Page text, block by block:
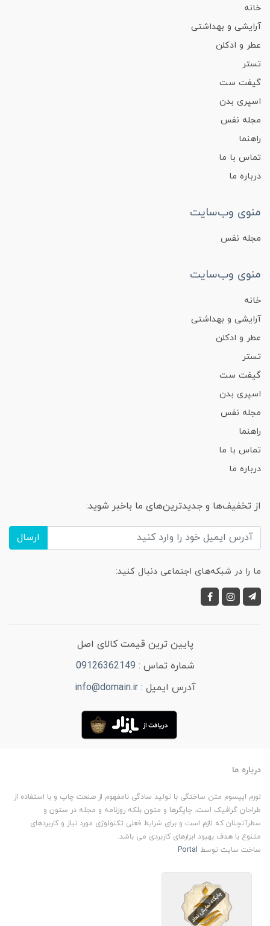
خانه
آرایشی و بهداشتی
عطر و ادکلن
تستر
گیفت ست
اسپری بدن
مجله نفس
راهنما
تماس با ما
درباره ما
منوی وب‌سایت
مجله نفس
منوی وب‌سایت
خانه
آرایشی و بهداشتی
عطر و ادکلن
تستر
گیفت ست
اسپری بدن
مجله نفس
راهنما
تماس با ما
درباره ما
از تخفیف‌ها و جدیدترین‌های ما باخبر شوید:
ارسال
ما را در شبکه‌های اجتماعی دنبال کنید:
پایین ترین قیمت کالای اصل
شماره تماس : 09126362149
آدرس ایمیل :info@domain.ir
درباره ما
لورم ایپسوم متن ساختگی با تولید سادگی نامفهوم از صنعت چاپ و با استفاده از
طراحان گرافیک است. چاپگرها و متون بلکه روزنامه و مجله در ستون و
سطرآنچنان که لازم است و برای شرایط فعلی تکنولوژی مورد نیاز و کاربردهای
متنوع با هدف بهبود ابزارهای کاربردی می باشد.
ساخت سایت توسط Portal